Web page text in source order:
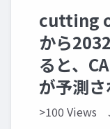
cutting
から
ると、
が予測さ
>100 Views